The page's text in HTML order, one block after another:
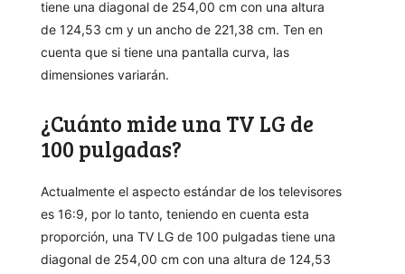
tiene una diagonal de 254,00 cm con una altura
de 124,53 cm y un ancho de 221,38 cm. Ten en
cuenta que si tiene una pantalla curva, las
dimensiones variarán.
¿Cuánto mide una TV LG de
100 pulgadas?
Actualmente el aspecto estándar de los televisores
es 16:9, por lo tanto, teniendo en cuenta esta
proporción, una TV LG de 100 pulgadas tiene una
diagonal de 254,00 cm con una altura de 124,53